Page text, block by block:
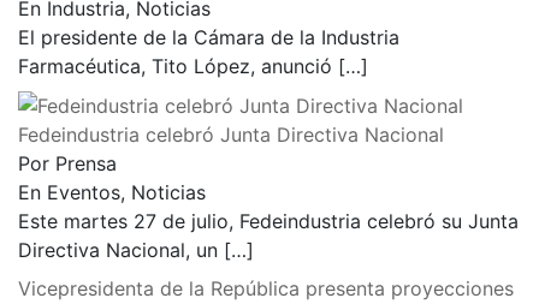
En Industria, Noticias
El presidente de la Cámara de la Industria
Farmacéutica, Tito López, anunció […]
Fedeindustria celebró Junta Directiva Nacional
Por Prensa
En Eventos, Noticias
Este martes 27 de julio, Fedeindustria celebró su Junta
Directiva Nacional, un […]
Vicepresidenta de la República presenta proyecciones